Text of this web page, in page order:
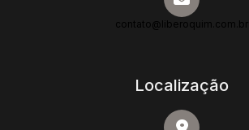
contato@liberoquim.com.br
Localização